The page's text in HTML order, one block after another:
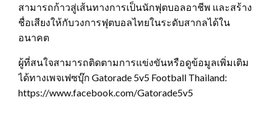
สามารถก้าวสู่เส้นทางการเป็นนักฟุตบอลอาชีพ และสร้าง
ชื่อเสียงให้กับวงการฟุตบอลไทยในระดับสากลได้ใน
อนาคต
ผู้ที่สนใจสามารถติดตามการแข่งขันหรือดูข้อมูลเพิ่มเติม
ได้ทางเพจเฟซบุ๊ก Gatorade 5v5 Football Thailand:
https://www.facebook.com/Gatorade5v5